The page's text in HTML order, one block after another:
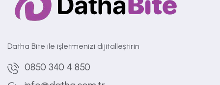
Datha Bite ile işletmenizi dijitalleştirin
0850 340 4 850